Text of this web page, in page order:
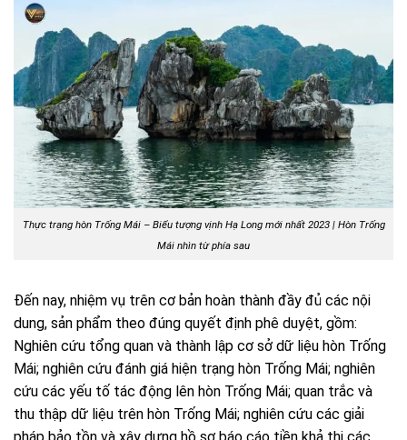
Thực trạng hòn Trống Mái – Biểu tượng vịnh Hạ Long mới nhất 2023 | Hòn Trống
Mái nhìn từ phía sau
Đến nay, nhiệm vụ trên cơ bản hoàn thành đầy đủ các nội
dung, sản phẩm theo đúng quyết định phê duyệt, gồm:
Nghiên cứu tổng quan và thành lập cơ sở dữ liệu hòn Trống
Mái; nghiên cứu đánh giá hiện trạng hòn Trống Mái; nghiên
cứu các yếu tố tác động lên hòn Trống Mái; quan trắc và
thu thập dữ liệu trên hòn Trống Mái; nghiên cứu các giải